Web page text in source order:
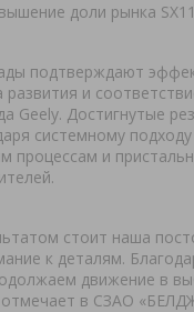
доли рынка SX11
подтверждают
развития и
Geely. Достигнутые
системному подходу
процессам и
стоит наша
к деталям.
движение в
в СЗАО